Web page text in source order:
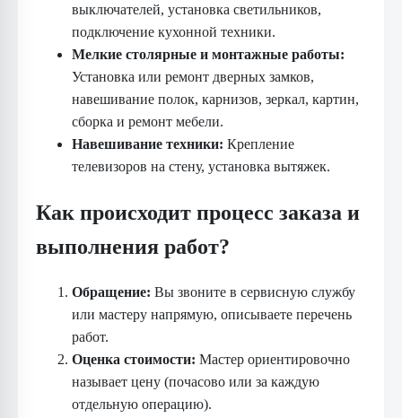
выключателей, установка светильников,
подключение кухонной техники.
Мелкие столярные и монтажные работы:
Установка или ремонт дверных замков,
навешивание полок, карнизов, зеркал, картин,
сборка и ремонт мебели.
Навешивание техники: Крепление
телевизоров на стену, установка вытяжек.
Как происходит процесс заказа и
выполнения работ?
Обращение: Вы звоните в сервисную службу
или мастеру напрямую, описываете перечень
работ.
Оценка стоимости: Мастер ориентировочно
называет цену (почасово или за каждую
отдельную операцию).